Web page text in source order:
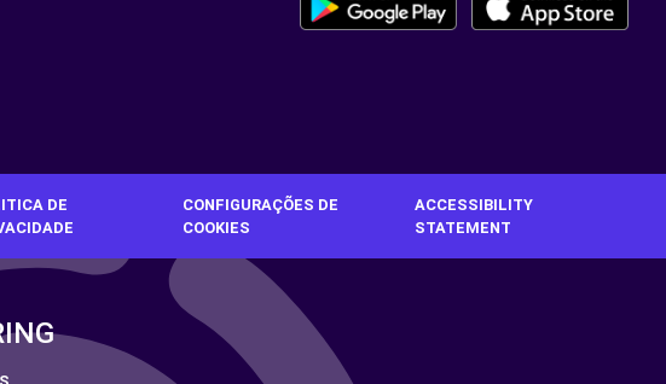
DE
CONFIGURAÇÕES DE
COOKIES
ACCESSIBILITY
STATEMENT